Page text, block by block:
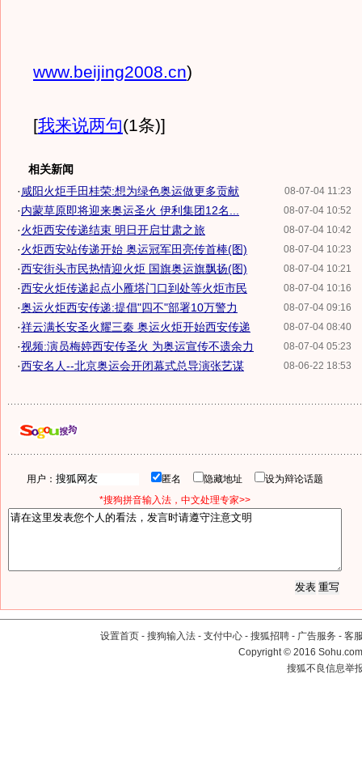
www.beijing2008.cn)
[我来说两句(1条)]
相关新闻
08-07-04 11:23
· 咸阳火炬手田桂荣:想为绿色奥运做更多贡献
08-07-04 10:52
·内蒙草原即将迎来奥运圣火 伊利集团12名...
08-07-04 10:42
·火炬西安传递结束 明日开启甘肃之旅
08-07-04 10:23
·火炬西安站传递开始 奥运冠军田亮传首棒(图)
08-07-04 10:21
·西安街头市民热情迎火炬 国旗奥运旗飘扬(图)
08-07-04 10:16
·西安火炬传递起点小雁塔门口到处等火炬市民
08-07-04 09:16
·奥运火炬西安传递:提倡"四不"部署10万警力
08-07-04 08:40
·祥云满长安圣火耀三秦 奥运火炬开始西安传递
08-07-04 05:23
·视频:演员梅婷西安传圣火 为奥运宣传不遗余力
08-06-22 18:53
·西安名人--北京奥运会开闭幕式总导演张艺谋
用户： 匿名 隐藏地址
设为辩论话题
*搜狗拼音输入法，中文处理专家>>
设置首页 - 搜狗输入法 - 支付中心 - 搜狐招聘 - 广告服务 - 客
Copyright©2016
搜狐不良信息举